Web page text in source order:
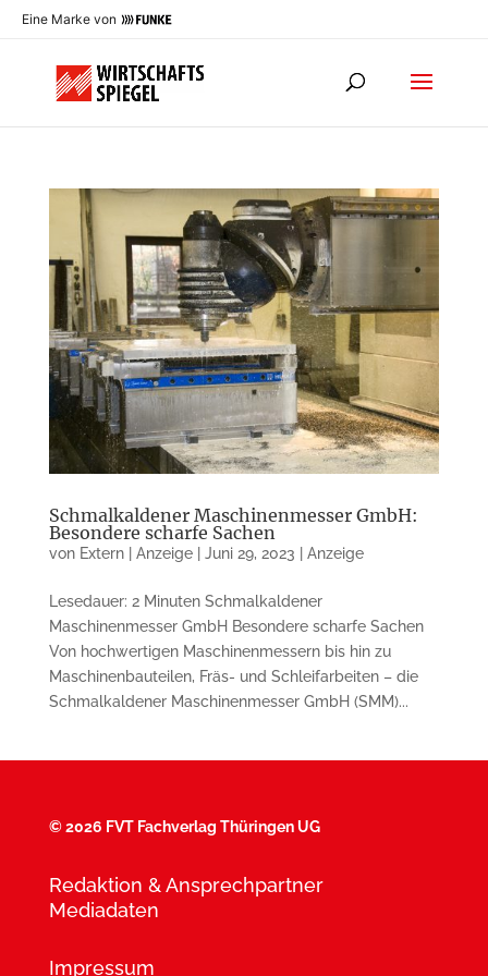
Eine Marke von
Schmalkaldener Maschinenmesser GmbH:
Besondere scharfe Sachen
von Extern | Anzeige| Juni 29, 2023 Anzeige
Lesedauer: 2 Minuten Schmalkaldener
Maschinenmesser GmbH Besondere scharfe Sachen
Von hochwertigen Ma­schi­nen­mes­sern bis hin zu
Maschinenbau­teilen, Fräs- und Schleifarbeiten – die
Schmal­kaldener Ma­schi­nen­messer GmbH (SMM)...
©2026 FVT Fachverlag Thüringen UG
Redaktion & Ansprechpartner
Mediadaten
Impressum